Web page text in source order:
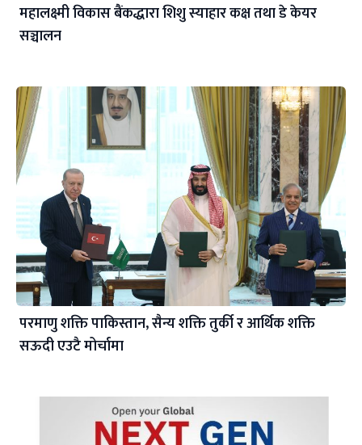
महालक्ष्मी विकास बैंकद्धारा शिशु स्याहार कक्ष तथा डे केयर
सञ्चालन
परमाणु शक्ति पाकिस्तान, सैन्य शक्ति तुर्की र आर्थिक शक्ति
सऊदी एउटै मोर्चामा